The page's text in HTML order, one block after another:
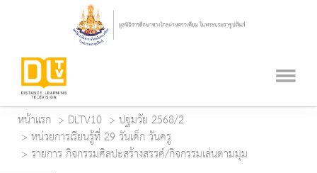
หน้าแรก DLTV10
ปฐมวัย 2568/2
หน่วยการเรียนรู้ที่ 29 วันเด็ก วันครู
รายการ กิจกรรมศิลปะสร้างสรรค์/กิจกรรมเล่นตามมุม